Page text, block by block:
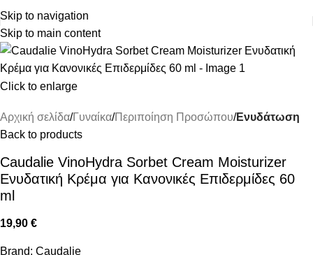
Skip to navigation
Skip to main content
ΔΩΡΕΑΝ ΜΕΤΑΦΟΡΙΚΑ ΑΝΩ ΤΩΝ 45€
Click to enlarge
Αρχική σελίδα Γυναίκα Περιποίηση Προσώπου Ενυδάτωση
Back to products
Caudalie VinoHydra Sorbet Cream Moisturizer
Ενυδατική Κρέμα για Κανονικές Επιδερμίδες 60
ml
19,90 €
Brand: Caudalie